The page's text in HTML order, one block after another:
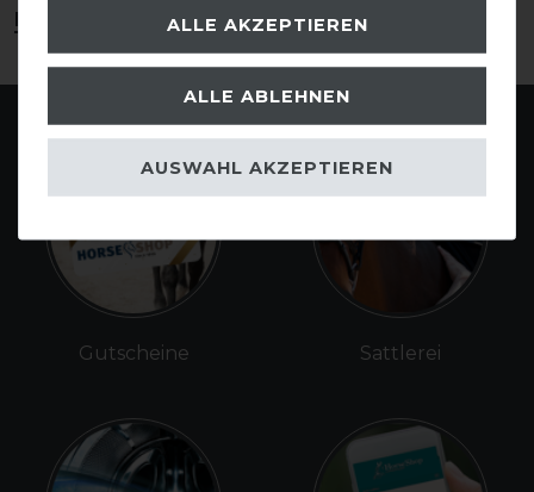
hauseigene Sattlerei.
Gutscheine Sattlerei
ALLE AKZEPTIEREN
ALLE ABLEHNEN
AUSWAHL AKZEPTIEREN